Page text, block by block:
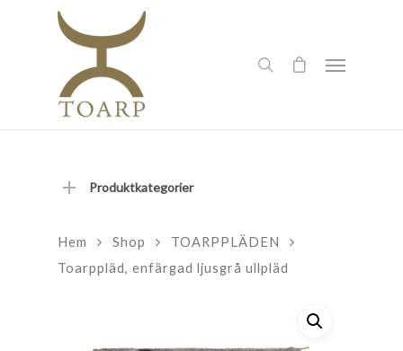
Produktkategorier
Hem Shop
TOARPPLÄDEN
Toarppläd, enfärgad ljusgrå ullpläd